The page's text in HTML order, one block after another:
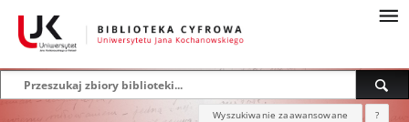
Wyszukiwanie zaawansowane ?